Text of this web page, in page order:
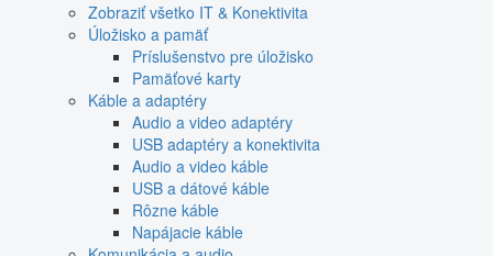
Zobraziť všetko IT & Konektivita
Úložisko a pamäť
Príslušenstvo pre úložisko
Pamäťové karty
Káble a adaptéry
Audio a video adaptéry
USB adaptéry a konektivita
Audio a video káble
USB a dátové káble
Rôzne káble
Napájacie káble